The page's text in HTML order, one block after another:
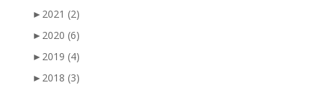
► 2021 (2)
► 2020 (6)
► 2019 (4)
► 2018 (3)